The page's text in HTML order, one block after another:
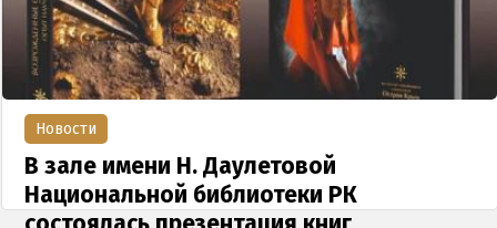
Новости
В зале имени Н. Даулетовой
Национальной библиотеки РК